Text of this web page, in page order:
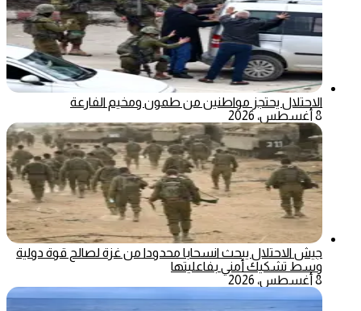
الاحتلال يحتجز مواطنين من طمون ومخيم الفارعة
8 أغسطس، 2026
جيش الاحتلال يبحث انسحابا محدودا من غزة لصالح قوة دولية
وسط تشكيك أمني بفاعليتها
8 أغسطس، 2026